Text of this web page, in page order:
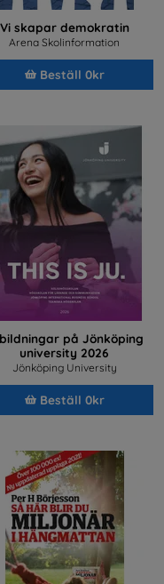
Vi skapar demokratin
Arena Skolinformation
Beställ 0kr
på Jönköping
university 2026
Jönköping University
Beställ 0kr